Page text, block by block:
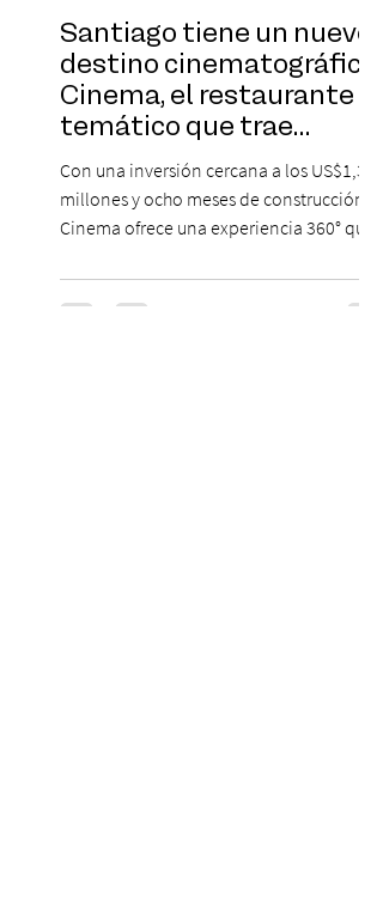
Santiago tiene un nuevo
destino cinematográfico:
Cinema, el restaurante
temático que trae
Hollywood a Chile
Con una inversión cercana a los US$1,3
millones y ocho meses de construcción,
Cinema ofrece una experiencia 360° que
cinematográfica y actores en vivo,
recreando algunos de los universos más